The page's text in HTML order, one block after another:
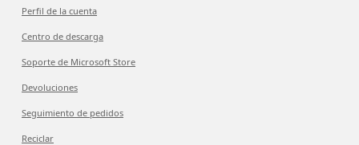
Perfil de la cuenta
Centro de descarga
Soporte de Microsoft Store
Devoluciones
Seguimiento de pedidos
Reciclar